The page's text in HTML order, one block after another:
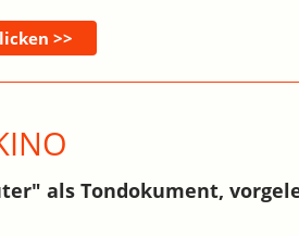
als Tondokument,